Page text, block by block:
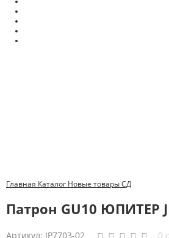
Главная Каталог Новые товарыСД
Патрон GU10 ЮПИТЕР
Артикул: JP7703-02 0